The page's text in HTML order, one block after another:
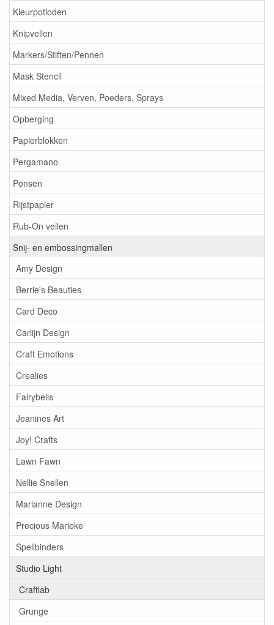
Kleurpotloden
Knipvellen
Markers/Stiften/Pennen
Mask Stencil
Mixed Media, Verven, Poeders, Sprays
Opberging
Papierblokken
Pergamano
Ponsen
Rijstpapier
Rub-On vellen
Snij- en embossingmallen
Amy Design
Berrie's Beauties
Card Deco
Carlijn Design
Craft Emotions
Crealies
Fairybells
Jeanines Art
Joy! Crafts
Lawn Fawn
Nellie Snellen
Marianne Design
Precious Marieke
Spellbinders
Studio Light
Craftlab
Grunge